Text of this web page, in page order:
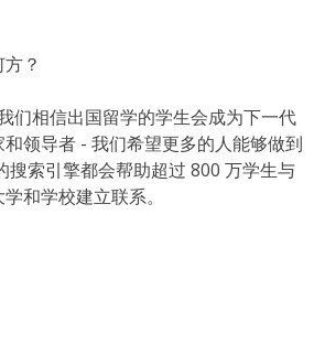
？
们相信出国留学的学生会成为下一代
领导者 - 我们希望更多的人能够做到
搜索引擎都会帮助超过 800 万学生与
和学校建立联系。